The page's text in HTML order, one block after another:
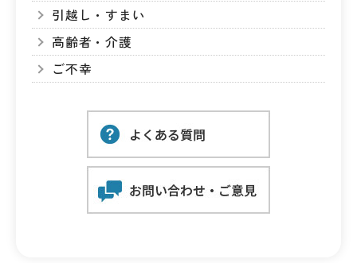
引越し・すまい
高齢者・介護
ご不幸